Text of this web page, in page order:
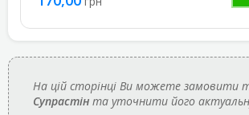
На цій сторінці Ви можете замовити
Супрастін та уточнити його